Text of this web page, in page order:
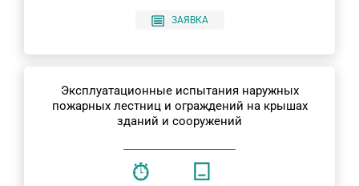
ЗАЯВКА
Эксплуатационные испытания наружных
пожарных лестниц и ограждений на крышах
зданий и сооружений